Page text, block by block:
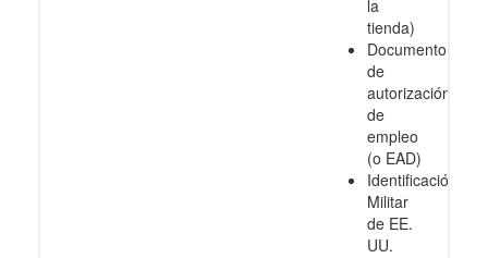
la
tienda)
Documento
de
autorización
de
empleo
(o EAD)
Identificación
Militar
de EE.
UU.